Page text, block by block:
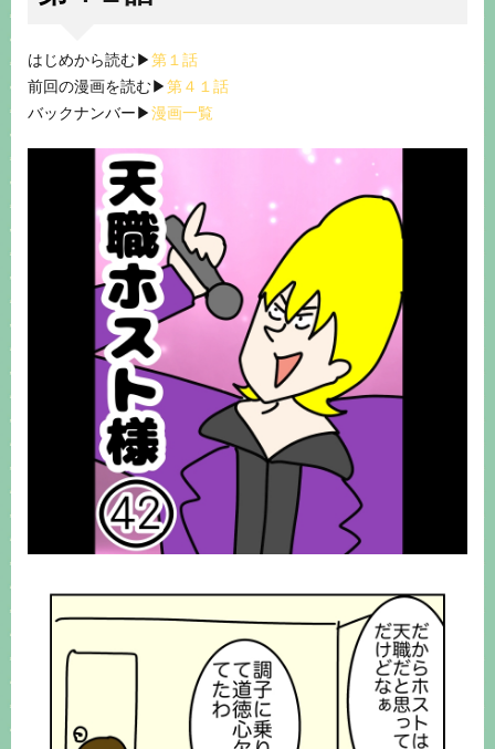
はじめから読む▶︎第１話
前回の漫画を読む▶︎第４１話
バックナンバー▶︎漫画一覧